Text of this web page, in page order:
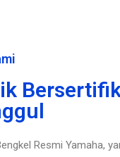
Resmi Yamaha,